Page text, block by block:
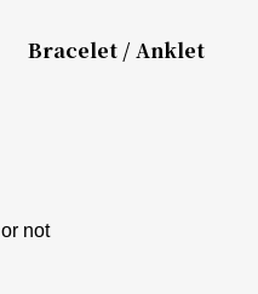
Bracelet / Anklet